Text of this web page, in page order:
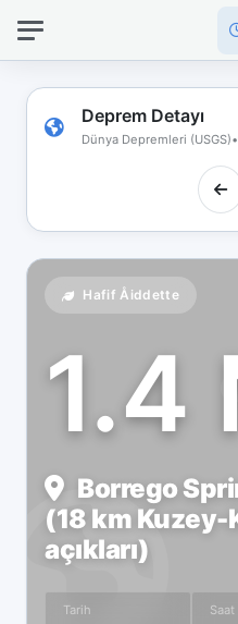
Deprem Detayı
Dünya Depremleri (USGS)•
Hafif Åiddette
1.4
Borrego
(18 km Kuzey-
açıkları)
Tarih Saat
bağlantınız
koptu!
Çevrimdışı
moddasınız.